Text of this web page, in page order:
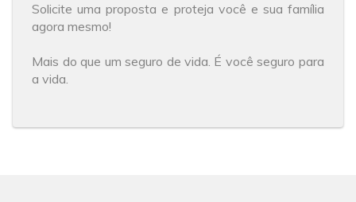
Solicite uma proposta e proteja você e sua família
agora mesmo!
Mais do que um seguro de vida. É você seguro para
a vida.